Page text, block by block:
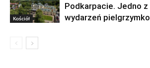
Kościół
Podkarpacie. Jedno
wydarzeń